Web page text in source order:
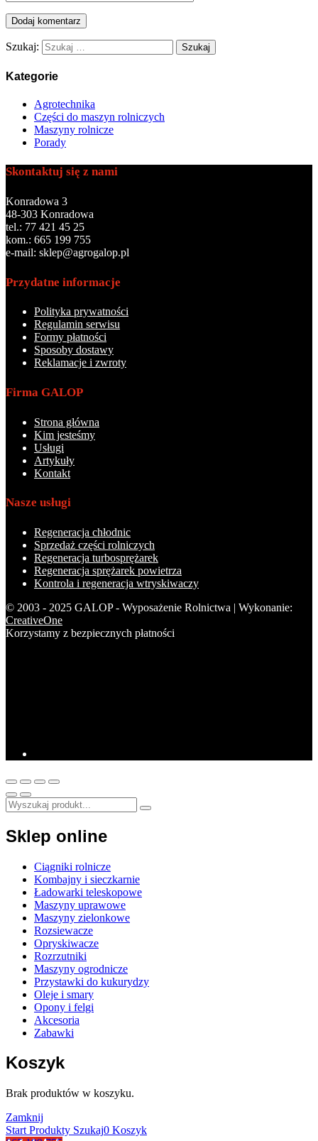
Szukaj:
Kategorie
Agrotechnika
Części do maszyn rolniczych
Maszyny rolnicze
Porady
Skontaktuj się z nami
Konradowa 3
48-303 Konradowa
tel.: 77 421 45 25
kom.: 665 199 755
e-mail: sklep@agrogalop.pl
Przydatne informacje
Polityka prywatności
Regulamin serwisu
Formy płatności
Sposoby dostawy
Reklamacje i zwroty
Firma GALOP
Strona główna
Kim jesteśmy
Usługi
Artykuły
Kontakt
Nasze usługi
Regeneracja chłodnic
Sprzedaż części rolniczych
Regeneracja turbosprężarek
Regeneracja sprężarek powietrza
Kontrola i regeneracja wtryskiwaczy
© 2003 - 2025 GALOP - Wyposażenie Rolnictwa | Wykonanie:
CreativeOne
Korzystamy z bezpiecznych płatności
Sklep online
Ciągniki rolnicze
Kombajny i sieczkarnie
Ładowarki teleskopowe
Maszyny uprawowe
Maszyny zielonkowe
Rozsiewacze
Opryskiwacze
Rozrzutniki
Maszyny ogrodnicze
Przystawki do kukurydzy
Oleje i smary
Opony i felgi
Akcesoria
Zabawki
Koszyk
Brak produktów w koszyku.
Zamknij
Start Produkty Szukaj0 Koszyk